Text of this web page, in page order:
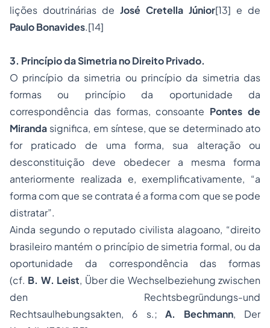
lições doutrinárias de José Cretella Júnior[13] e de
Paulo Bonavides.[14]
3. Princípio da Simetria no Direito Privado.
O princípio da simetria ou princípio da simetria das
formas ou princípio da oportunidade da
correspondência das formas, consoante Pontes de
Miranda significa, em síntese, que se determinado ato
for praticado de uma forma, sua alteração ou
desconstituição deve obedecer a mesma forma
anteriormente realizada e, exemplificativamente, “a
forma com que se contrata é a forma com que se pode
distratar”.
Ainda segundo o reputado civilista alagoano, “direito
brasileiro mantém o princípio de simetria formal, ou da
oportunidade da correspondência das formas
(cf. B. W. Leist, Über die Wechselbeziehung zwischen
den Rechtsbegründungs-und
Rechtsaulhebungsakten, 6 s.;A. Bechmann, Der